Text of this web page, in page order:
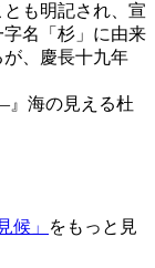
も明記され、宣
名「杉」に由来
、慶長十九年
海の見える杜
候」
をもっと見